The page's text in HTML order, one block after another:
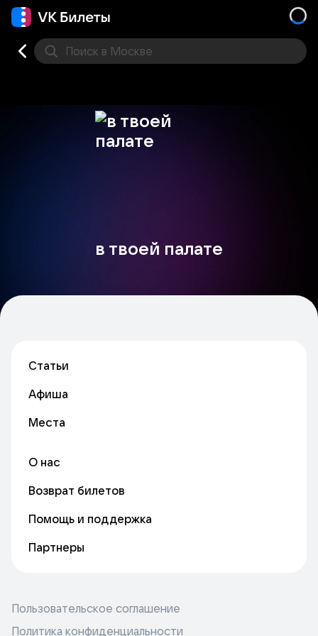
Поиск в Москве
в твоей палате
Статьи
Афиша
Места
О нас
Возврат билетов
Помощь и поддержка
Партнеры
Пользовательское соглашение
Политика конфиденциальности